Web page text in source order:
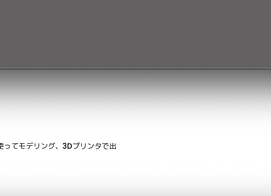
てモデリング、3Dプリンタで出